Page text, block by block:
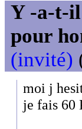
Y -a-t-il
pour
(invité)
moi j
je fais 60